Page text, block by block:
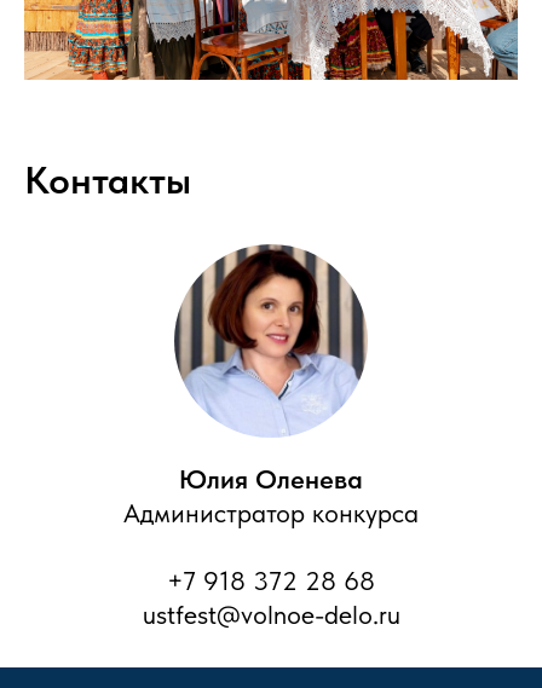
Контакты
Юлия Оленева
Администратор конкурса
+7 918 372 28 68
ustfest@volnoe-delo.ru